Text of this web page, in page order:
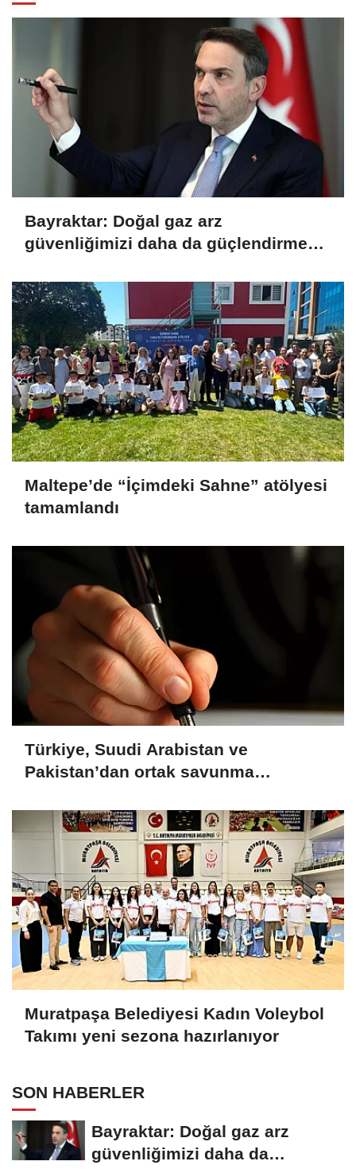
Bayraktar: Doğal gaz arz
güvenliğimizi daha da güçlendirmeye
Maltepe’de “İçimdeki Sahne” atölyesi
tamamlandı
Türkiye, Suudi Arabistan ve
Pakistan’dan ortak savunma
Muratpaşa Belediyesi Kadın Voleybol
Takımı yeni sezona hazırlanıyor
SON HABERLER
Bayraktar: Doğal gaz arz
güvenliğimizi daha da